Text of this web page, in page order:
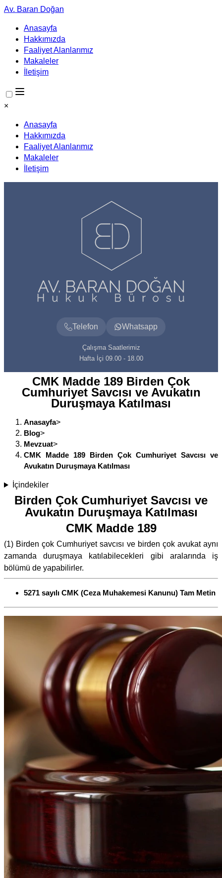
Av. Baran Doğan
Anasayfa
Hakkımızda
Faaliyet Alanlarımız
Makaleler
İletişim
×
Anasayfa
Hakkımızda
Faaliyet Alanlarımız
Makaleler
İletişim
Telefon Whatsapp
Çalışma Saatlerimiz
Hafta İçi 09.00 - 18.00
CMK Madde 189 Birden Çok
Cumhuriyet Savcısı ve Avukatın
Duruşmaya Katılması
Anasayfa>
Blog>
Mevzuat>
CMK Madde 189 Birden Çok Cumhuriyet Savcısı ve
Avukatın Duruşmaya Katılması
İçindekiler
Birden Çok Cumhuriyet Savcısı ve
Avukatın Duruşmaya Katılması
CMK Madde 189
(1) Birden çok Cumhuriyet savcısı ve birden çok avukat aynı
zamanda duruşmaya katılabilecekleri gibi aralarında iş
bölümü de yapabilirler.
5271 sayılı CMK (Ceza Muhakemesi Kanunu) Tam Metin